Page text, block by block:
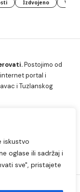
iskustvo
oglase ili sadržaj i
sve", pristajete
Izdvojeno
Postojimo od
portal i
i Tuzlanskog
Sport